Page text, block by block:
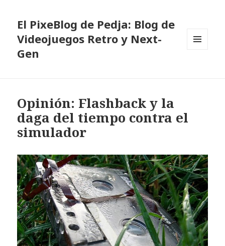
El PixeBlog de Pedja: Blog de
Videojuegos Retro y Next-
Gen
Opinión: Flashback y la
daga del tiempo contra el
simulador